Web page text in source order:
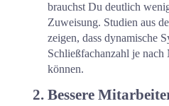
brauchst Du deutlich
Zuweisung. Studien aus
zeigen, dass dynamische
Schließfachanzahl je
können.
Bessere